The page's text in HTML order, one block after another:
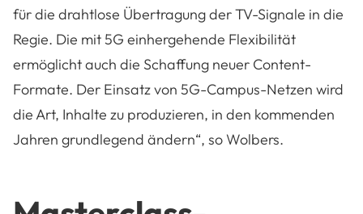
für die drahtlose Übertragung der TV-Signale in die
Regie. Die mit 5G einhergehende Flexibilität
ermöglicht auch die Schaffung neuer Content-
Formate. Der Einsatz von 5G-Campus-Netzen wird
die Art, Inhalte zu produzieren, in den kommenden
Jahren grundlegend ändern“, so Wolbers.